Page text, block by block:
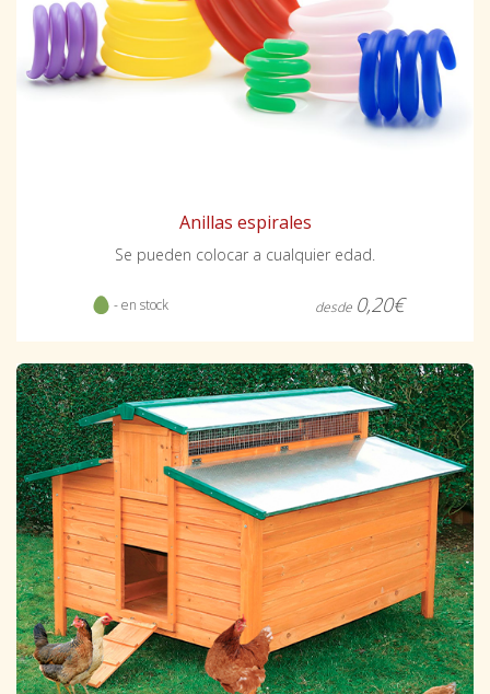
Anillas espirales
Se pueden colocar a cualquier edad.
- en stock desde 0,20€